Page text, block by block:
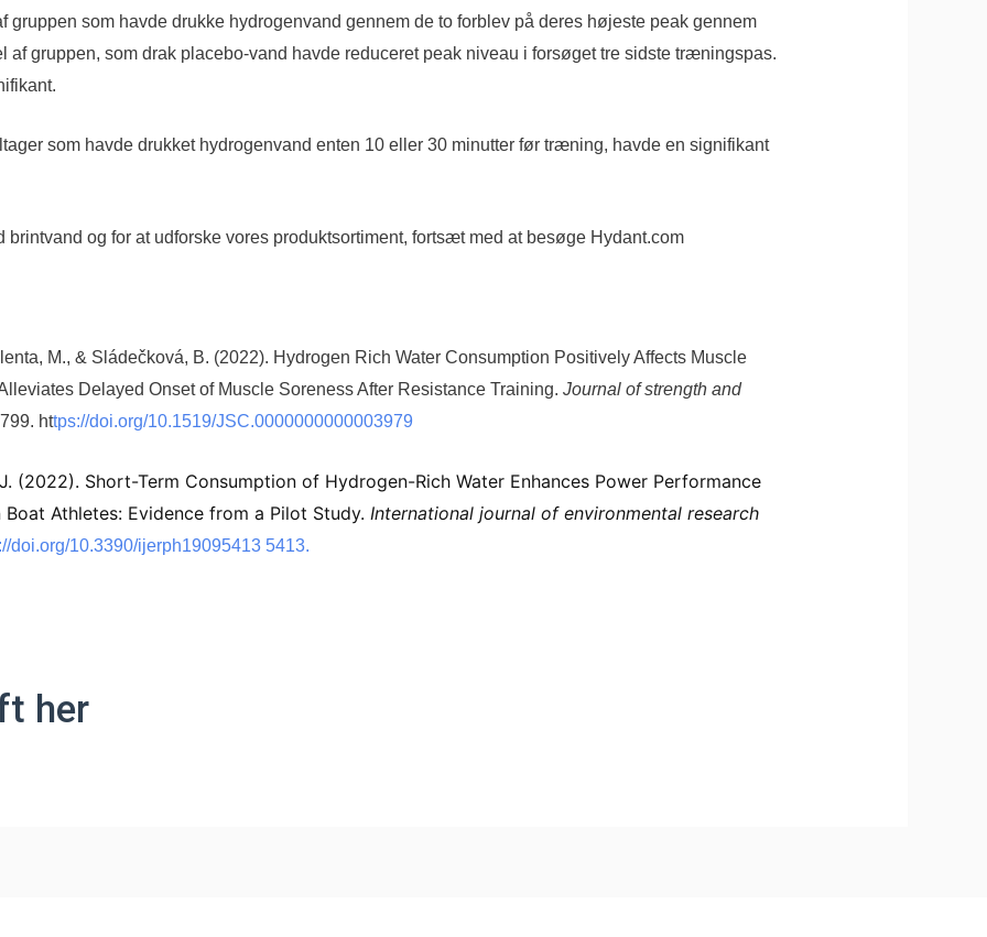
gruppen som havde drukke hydrogenvand gennem de to forblev på deres højeste peak gennem
af gruppen, som drak placebo-vand havde reduceret peak niveau i forsøget tre sidste træningspas.
som havde drukket hydrogenvand enten 10 eller 30 minutter før træning, havde en signifikant
brintvand og for at udforske vores produktsortiment, fortsæt med at besøge Hydant.com
M., & Sládečková, B. (2022). Hydrogen Rich Water Consumption Positively Affects Muscle
Delayed Onset of Muscle Soreness After Resistance Training. Journal of strength and
https://doi.org/10.1519/JSC.0000000000003979
(2022). Short-Term Consumption of Hydrogen-Rich Water Enhances Power Performance
Athletes: Evidence from a Pilot Study. International journal of environmental research
doi.org/10.3390/ijerph19095413 5413.
her